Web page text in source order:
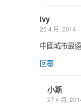
ivy
25 4 月, 2014
中國城市最
回覆
小斯
27 4 月,